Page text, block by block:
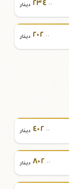
٢٣٤.٠٠ دينار
٢٠٢ .٠٠ دينار
٤٠٢.٠٠ دينار
٨٠٢.٠٠ دينار